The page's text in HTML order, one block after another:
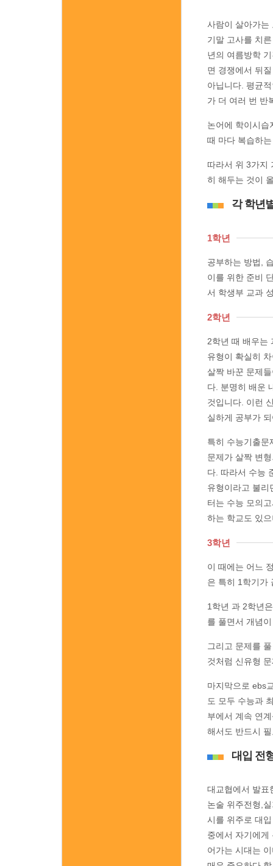
사람이 살아가는
기말 고사를 치
년의 여름방학
면 경쟁에서 뒤
아닙니다. 평균
가 더 여러 번 반
논어에 학이시습
때 마다 복습하
따라서 위 3가지
히 해두는 것이
각 학년
1학년
공부하는 방법,
이를 위한 준비
서 학생부 교과
2학년
2학년 때 배우는
유형이 확실히
살짝 바꾼 문제
다. 분명히 배운
것입니다. 이런
실하게 공부가
특히 수능기출문
문제가 살짝 변
다. 따라서 수능
유형이라고 불리
터는 수능 모의
하는 학교도 있
3학년
이 때에는 어느
은 특히 1학기가
1학년 과 2학년
를 풀면서 개념
그리고 문제를
것처럼 신유형
마지막으로 ebs
도 모두 수능과
부에서 계속 연
해서도 반드시
대입 전
대교협에서 발표
논술 위주전형,
시를 위주로 대
중에서 자기에게
어가는 시대는